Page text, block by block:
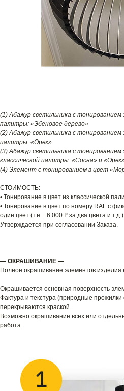
(1) Абажур светильника с тонированием
палитры: «Эбеновое дерево»
(2) Абажур светильника с тонированием
палитры: «Орех»
(3) Абажур светильника с
классической палитры: «Сосна» и
(4) Элемент с тонированием в цвет
СТОИМОСТЬ:
• Тонирование в цвет из классической
• Тонирование в цвет по номеру RAL с
один цвет (т.е. +6 000 ₽ за два цвета и
Утверждается при согласовании Заказа.
— ОКРАШИВАНИЕ —
Полное окрашивание элементов
Окрашивается основная поверхность
Фактура и текстура (природные
перекрываются краской.
Возможно окрашивание всех или
работа.